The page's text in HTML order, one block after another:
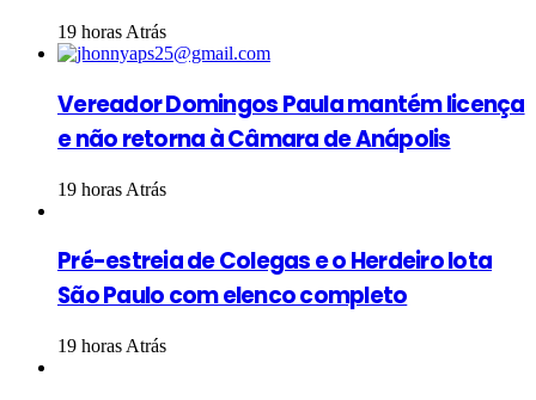
19 horas Atrás
Vereador Domingos Paula mantém licença
e não retorna à Câmara de Anápolis
19 horas Atrás
Pré-estreia de Colegas e o Herdeiro lota
São Paulo com elenco completo
19 horas Atrás